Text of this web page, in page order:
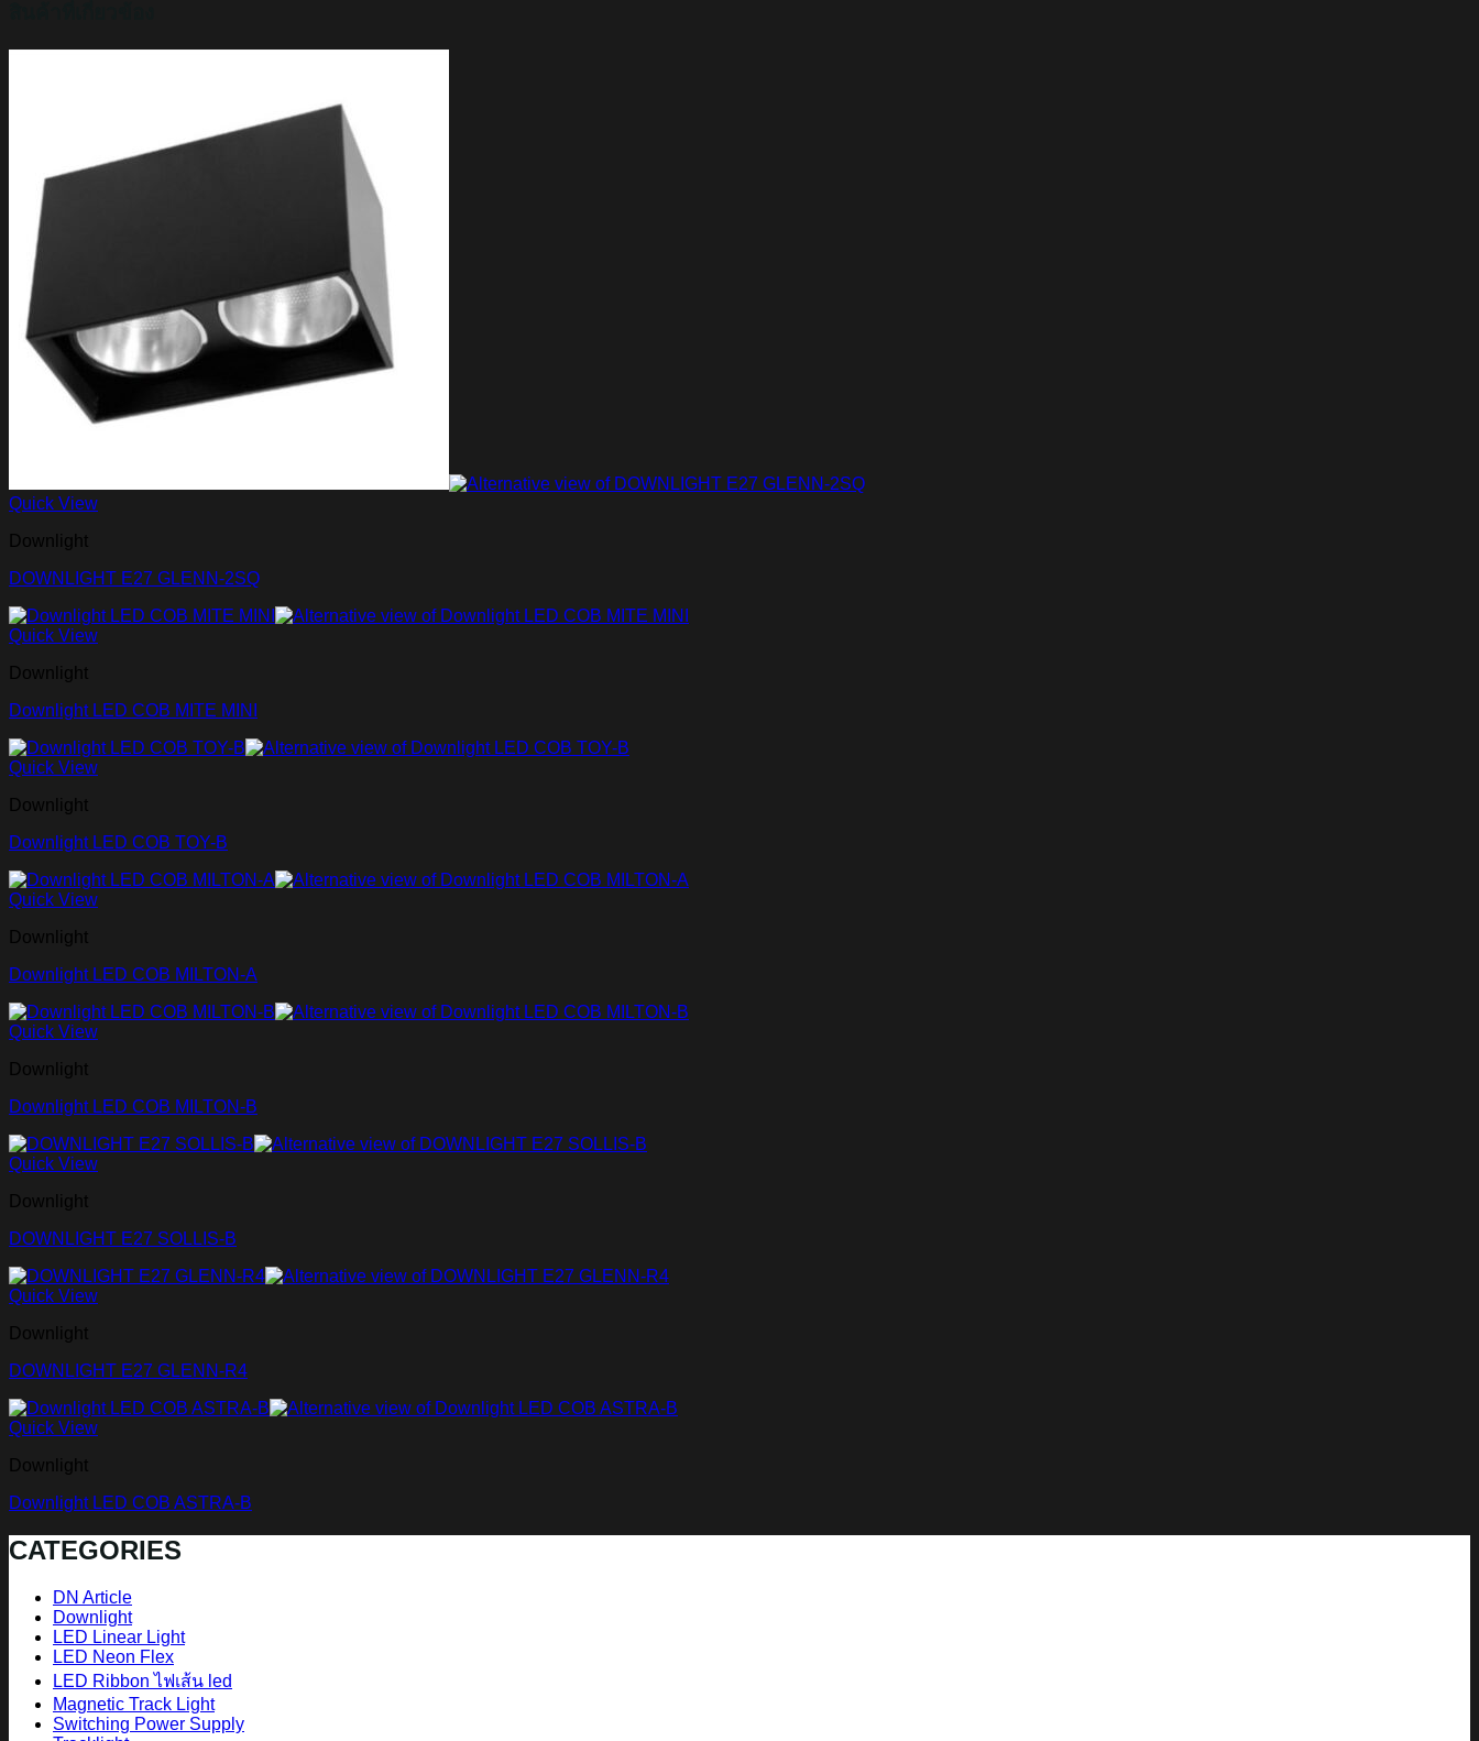
Quick View
Downlight
DOWNLIGHT E27 GLENN-2SQ
Quick View
Downlight
Downlight LED COB MITE MINI
Quick View
Downlight
Downlight LED COB TOY-B
Quick View
Downlight
Downlight LED COB MILTON-A
Quick View
Downlight
Downlight LED COB MILTON-B
Quick View
Downlight
DOWNLIGHT E27 SOLLIS-B
Quick View
Downlight
DOWNLIGHT E27 GLENN-R4
Quick View
Downlight
Downlight LED COB ASTRA-B
CATEGORIES
DN Article
Downlight
LED Linear Light
LED Neon Flex
LED Ribbon ไฟเส้น led
Magnetic Track Light
Switching Power Supply